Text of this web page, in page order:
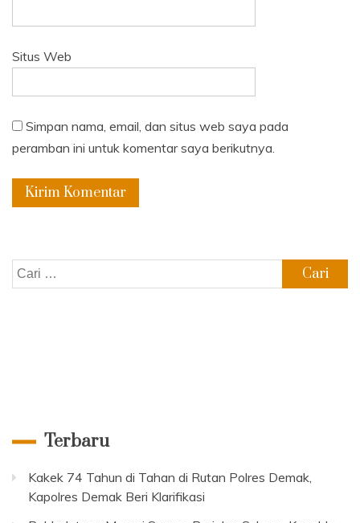
Situs Web
Simpan nama, email, dan situs web saya pada
peramban ini untuk komentar saya berikutnya.
Cari
untuk:
Terbaru
Kakek 74 Tahun di Tahan di Rutan Polres Demak,
Kapolres Demak Beri Klarifikasi